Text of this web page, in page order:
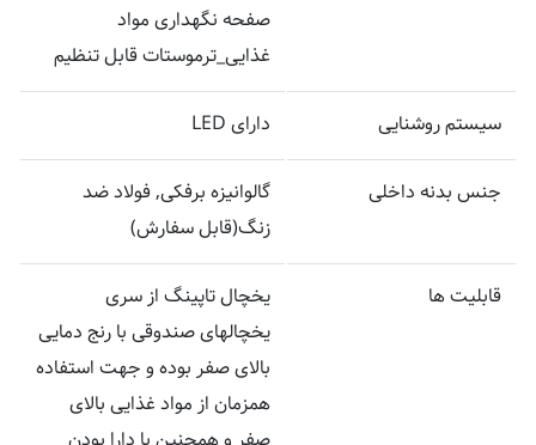
صفحه نگهداری مواد
غذایی_ترموستات قابل تنظیم
سیستم روشنایی دارای LED
جنس بدنه داخلی
گالوانیزه برفکی, فولاد ضد
زنگ(قابل سفارش)
قابلیت ها
یخچال تاپینگ از سری
یخچالهای صندوقی با رنج دمایی
بالای صفر بوده و جهت استفاده
همزمان از مواد غذایی بالای